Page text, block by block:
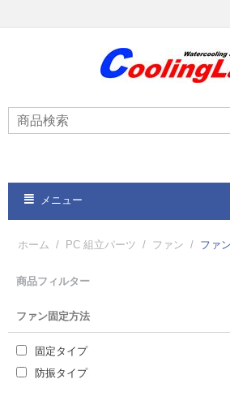
メニュー
ホーム / PC 組立パーツ / ファン / ファ
商品フィルター
ファン固定方法
固定タイプ
防振タイプ